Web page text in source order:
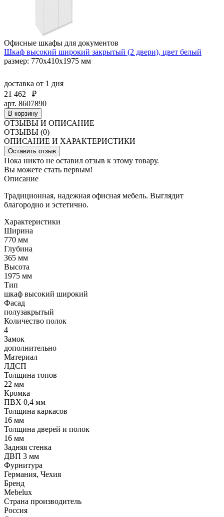
Офисные шкафы для документов
Шкаф высокий широкий закрытый (2 двери), цвет белый
размер: 770х410х1975 мм
доставка от 1 дня
21 462
₽
арт. 8607890
В корзину
ОТЗЫВЫ И ОПИСАНИЕ
ОТЗЫВЫ (0)
ОПИСАНИЕ И ХАРАКТЕРИСТИКИ
Оставить отзыв
Пока никто не оставил отзыв к этому товару.
Вы можете стать первым!
Описание
Традиционная, надежная офисная мебель. Выглядит
благородно и эстетично.
Характеристики
Ширина
770 мм
Глубина
365 мм
Высота
1975 мм
Тип
шкаф высокий широкий
Фасад
полузакрытый
Количество полок
4
Замок
дополнительно
Материал
ЛДСП
Толщина топов
22 мм
Кромка
ПВХ 0,4 мм
Толщина каркасов
16 мм
Толщина дверей и полок
16 мм
Задняя стенка
ДВП 3 мм
Фурнитура
Германия, Чехия
Бренд
Mebelux
Страна производитель
Россия